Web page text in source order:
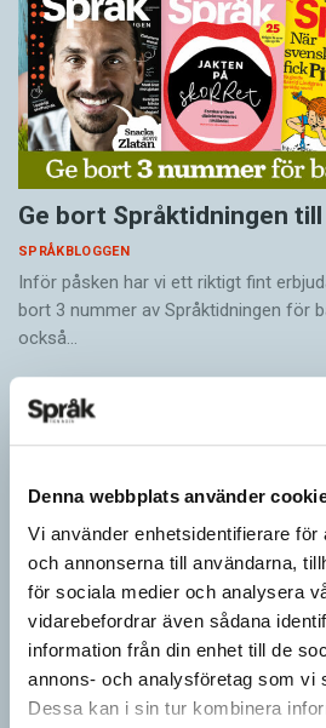
Denna webbplats använder
Vi använder enhetsidentifierare för
och annonserna till användarna,
för sociala medier och analysera
vidarebefordrar även sådana
information från din enhet till de
annons- och analysföretag som vi
Dessa kan i sin tur kombinera
Ge bort Språktidningen till
SPRÅKBLOGGEN
Inför påsken har vi ett riktigt fint
bort 3 nummer av Språktidningen för
också…